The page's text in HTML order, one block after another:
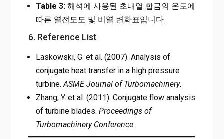
Table 3:해석에 사용된 초내열 합금의 온도에
따른 열전도도 및 비열 변화표입니다.
6. Reference List
Laskowski, G. et al. (2007). Analysis of
conjugate heat transfer in a high pressure
turbine.ASME Journal of Turbomachinery.
Zhang, Y. et al. (2011). Conjugate flow analysis
of turbine blades. Proceedings of
Turbomachinery Conference.